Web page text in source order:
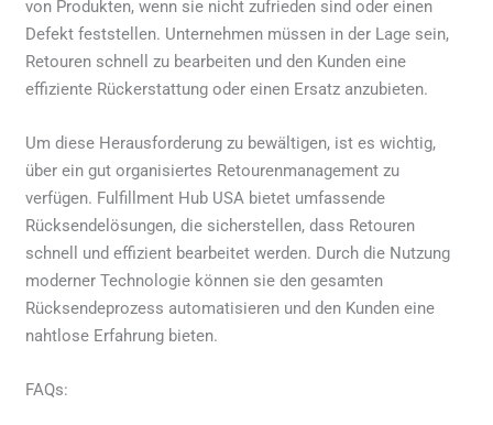
von Produkten, wenn sie nicht zufrieden sind oder einen
Defekt feststellen. Unternehmen müssen in der Lage sein,
Retouren schnell zu bearbeiten und den Kunden eine
effiziente Rückerstattung oder einen Ersatz anzubieten.
Um diese Herausforderung zu bewältigen, ist es wichtig,
über ein gut organisiertes Retourenmanagement zu
verfügen. Fulfillment Hub USA bietet umfassende
Rücksendelösungen, die sicherstellen, dass Retouren
schnell und effizient bearbeitet werden. Durch die Nutzung
moderner Technologie können sie den gesamten
Rücksendeprozess automatisieren und den Kunden eine
nahtlose Erfahrung bieten.
FAQs: